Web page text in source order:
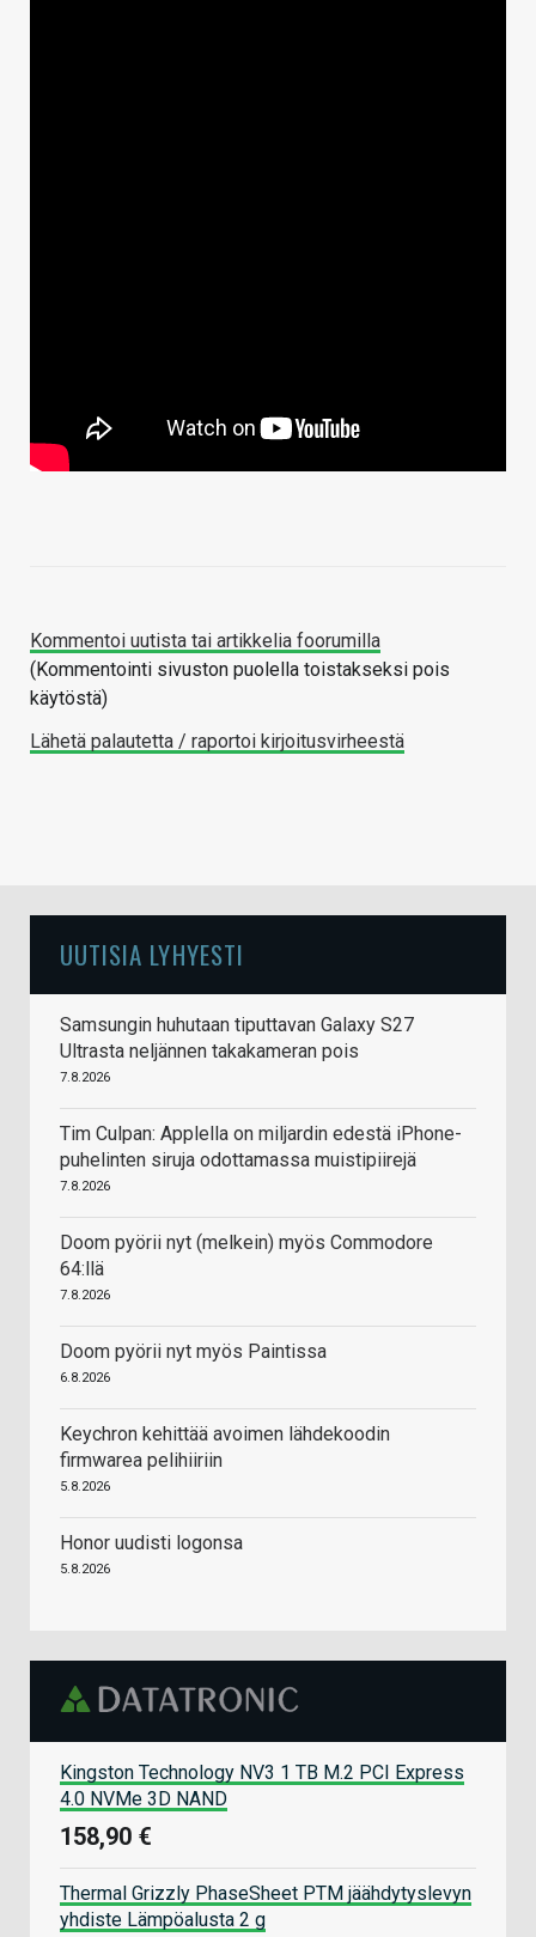
Kommentoi uutista tai artikkelia foorumilla
(Kommentointi sivuston puolella toistakseksi pois
käytöstä)
Lähetä palautetta / raportoi kirjoitusvirheestä
UUTISIA LYHYESTI
Samsungin huhutaan tiputtavan Galaxy S27
Ultrasta neljännen takakameran pois
7.8.2026
Tim Culpan: Applella on miljardin edestä iPhone-
puhelinten siruja odottamassa muistipiirejä
7.8.2026
Doom pyörii nyt (melkein) myös Commodore
64:llä
7.8.2026
Doom pyörii nyt myös Paintissa
6.8.2026
Keychron kehittää avoimen lähdekoodin
firmwarea pelihiiriin
5.8.2026
Honor uudisti logonsa
5.8.2026
Kingston Technology NV3 1 TB M.2 PCI Express
4.0 NVMe 3D NAND
158,90 €
Thermal Grizzly PhaseSheet PTM jäähdytyslevyn
yhdiste Lämpöalusta 2 g